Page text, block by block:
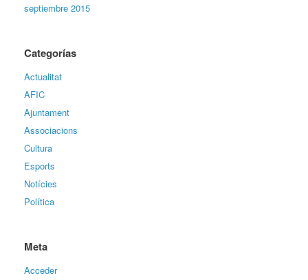
septiembre 2015
Categorías
Actualitat
AFIC
Ajuntament
Associacions
Cultura
Esports
Notícies
Política
Meta
Acceder